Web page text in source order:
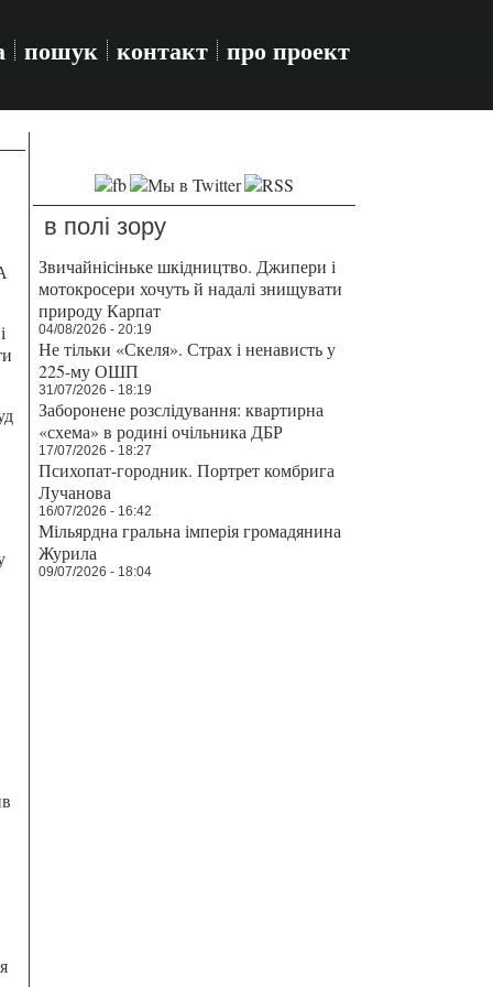
пошук контакт про проект
в полі зору
Звичайнісіньке шкідництво. Джипери і
мотокросери хочуть й надалі знищувати
природу Карпат
04/08/2026 - 20:19
Не тільки «Скеля». Страх і ненависть у
225-му ОШП
31/07/2026 - 18:19
Заборонене розслідування: квартирна
«схема» в родині очільника ДБР
17/07/2026 - 18:27
Психопат-городник. Портрет комбрига
Лучанова
16/07/2026 - 16:42
Мільярдна гральна імперія громадянина
Журила
09/07/2026 - 18:04